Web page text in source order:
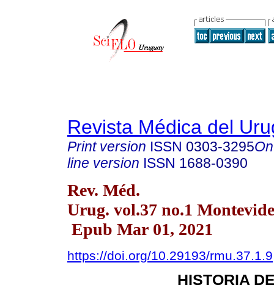
Revista Médica del
Print version ISSN 0303-3295
line version ISSN 1688-0390
Rev. Méd.
Urug. vol.37 no.1
Epub Mar 01, 2021
https://doi.org/10.29193/rmu.37.1.9
HISTORIA